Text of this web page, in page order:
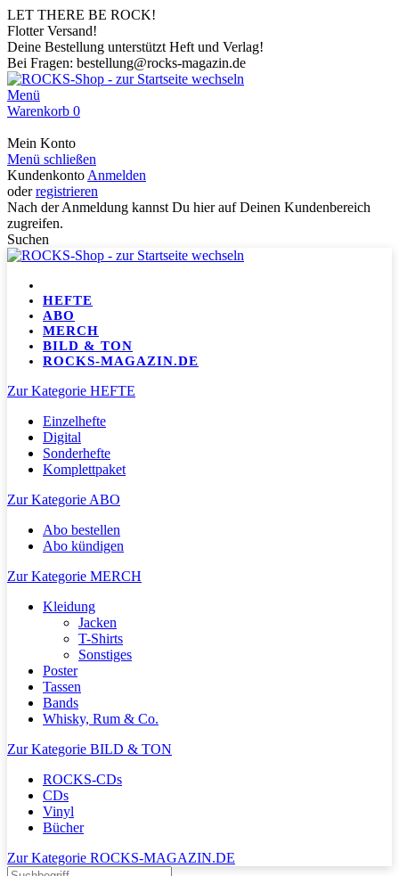
LET THERE BE ROCK!
Flotter Versand!
Deine Bestellung unterstützt Heft und Verlag!
Bei Fragen: bestellung@rocks-magazin.de
Menü
Warenkorb 0
Mein Konto
Menü schließen
Kundenkonto Anmelden
oderregistrieren
Nach der Anmeldung kannst Du hier auf Deinen Kundenbereich
zugreifen.
Suchen
HEFTE
ABO
MERCH
BILD & TON
ROCKS-MAGAZIN.DE
Zur Kategorie HEFTE
Einzelhefte
Digital
Sonderhefte
Komplettpaket
Zur Kategorie ABO
Abo bestellen
Abo kündigen
Zur Kategorie MERCH
Kleidung
Jacken
T-Shirts
Sonstiges
Poster
Tassen
Bands
Whisky, Rum & Co.
Zur Kategorie BILD & TON
ROCKS-CDs
CDs
Vinyl
Bücher
Zur Kategorie ROCKS-MAGAZIN.DE